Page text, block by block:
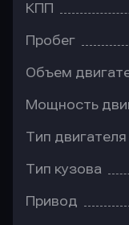
КПП
Пробег
Объем
Мощность
Тип двигателя
Тип кузова
Привод